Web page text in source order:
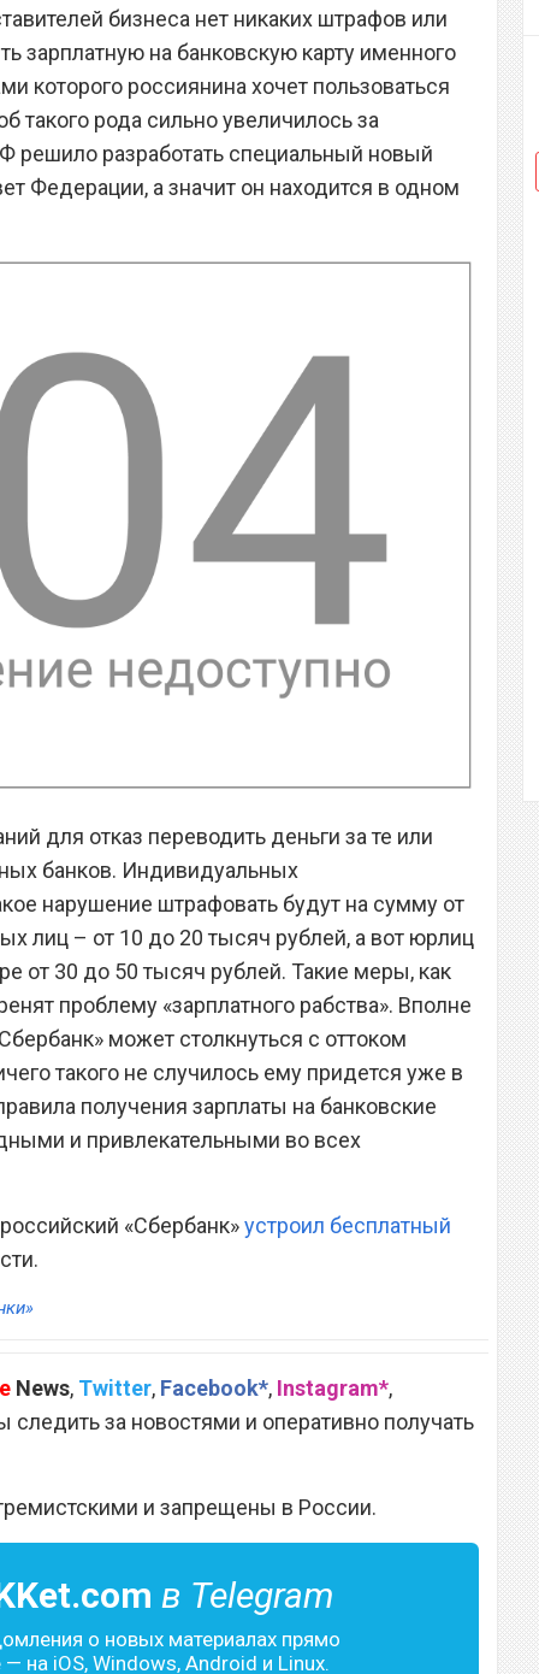
бизнеса нет никаких штрафов или
зарплатную на банковскую карту именного
которого россиянина хочет пользоваться
такого рода сильно увеличилось за
решило разработать специальный новый
Федерации, а значит он находится в одном
для отказ переводить деньги за те или
банков. Индивидуальных
нарушение штрафовать будут на сумму от
лиц – от 10 до 20 тысяч рублей, а вот юрлиц
от 30 до 50 тысяч рублей. Такие меры, как
проблему «зарплатного рабства». Вполне
может столкнуться с оттоком
такого не случилось ему придется уже в
получения зарплаты на банковские
и привлекательными во всех
«Сбербанк»устроил бесплатный
e News, Twitter, Facebook*, Instagram*,
следить за новостями и оперативно получать
и запрещены в России.
в Telegram
о новых материалах прямо
на iOS, Windows, Android и Linux.